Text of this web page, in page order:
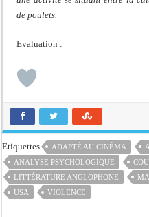
de poulets.
Evaluation :
Etiquettes ADAPTÉ AU CINÉMA
ANALYSE PSYCHOLOGIQUE
LITTÉRATURE ANGLOPHONE
USA
VIOLENCE